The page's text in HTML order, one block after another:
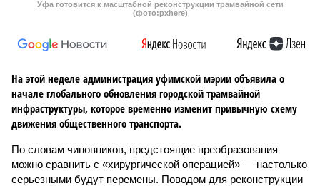
Уфа готовится к масштабной реконструкции трамвайной сети
(фото:pxhere)
На этой неделе администрация уфимской мэрии объявила о
начале глобального обновления городской трамвайной
инфраструктуры, которое временно изменит привычную схему
движения общественного транспорта.
По словам чиновников, предстоящие преобразования
можно сравнить с «хирургической операцией» — настолько
серьезными будут перемены. Поводом для реконструкции